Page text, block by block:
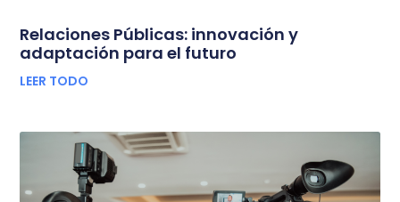
Relaciones Públicas: innovación y
adaptación para el futuro
LEER TODO